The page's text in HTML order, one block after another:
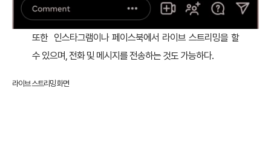
또한 인스타그램이나 페이스북에서 라이브 스트리밍을 할
수 있으며, 전화 및 메시지를 전송하는 것도 가능하다.
라이브 스트리밍 화면